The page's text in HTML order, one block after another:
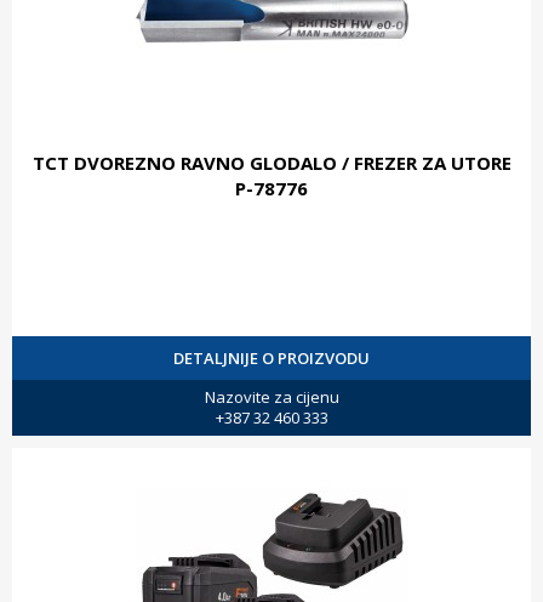
TCT DVOREZNO RAVNO GLODALO / FREZER ZA UTORE
P-78776
DETALJNIJE O PROIZVODU
Nazovite za cijenu
+387 32 460 333